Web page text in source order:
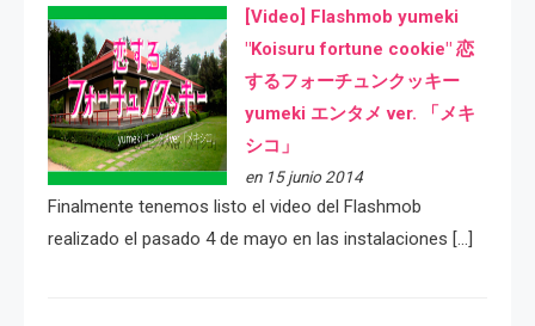
[Video] Flashmob yumeki
"Koisuru fortune cookie" 恋
するフォーチュンクッキー
yumeki エンタメ ver. 「メキ
シコ」
en 15 junio 2014
Finalmente tenemos listo el video del Flashmob
realizado el pasado 4 de mayo en las instalaciones […]